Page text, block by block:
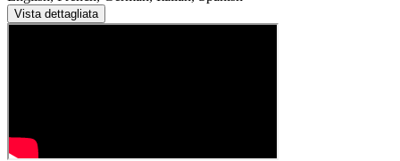
Vista dettagliata